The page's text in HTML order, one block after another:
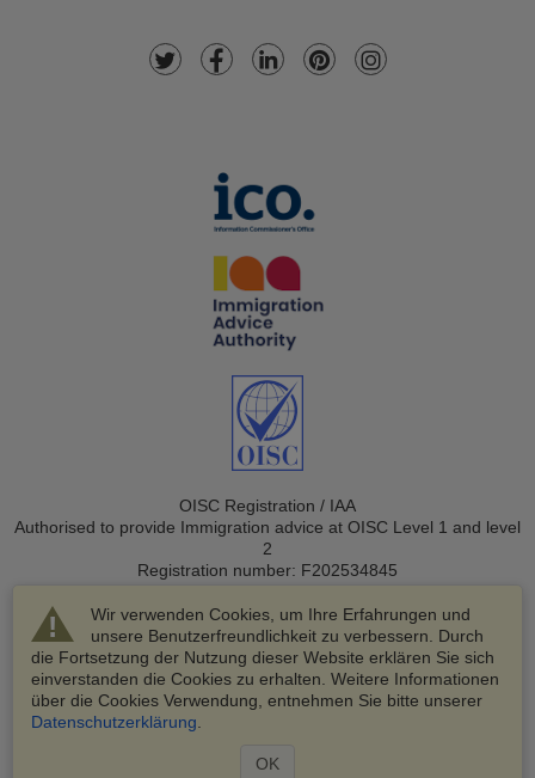
Wir verwenden Cookies, um Ihre Erfahrungen und
unsere Benutzerfreundlichkeit zu verbessern. Durch
die Fortsetzung der Nutzung dieser Website erklären Sie sich
einverstanden die Cookies zu erhalten. Weitere Informationen
über die Cookies Verwendung, entnehmen Sie bitte unserer
Datenschutzerklärung
OK
OISC Registration / IAA
Authorised to provide Immigration advice at OISC Level 1 and level
2
Registration number: F202534845
© 2003-2026 VisaHQ.com, Inc. Alle Rechte vorbehalten.
VisaHQ und das VisaHQ-Logo sind eingetragene Marken von
VisaHQ.com, Inc.